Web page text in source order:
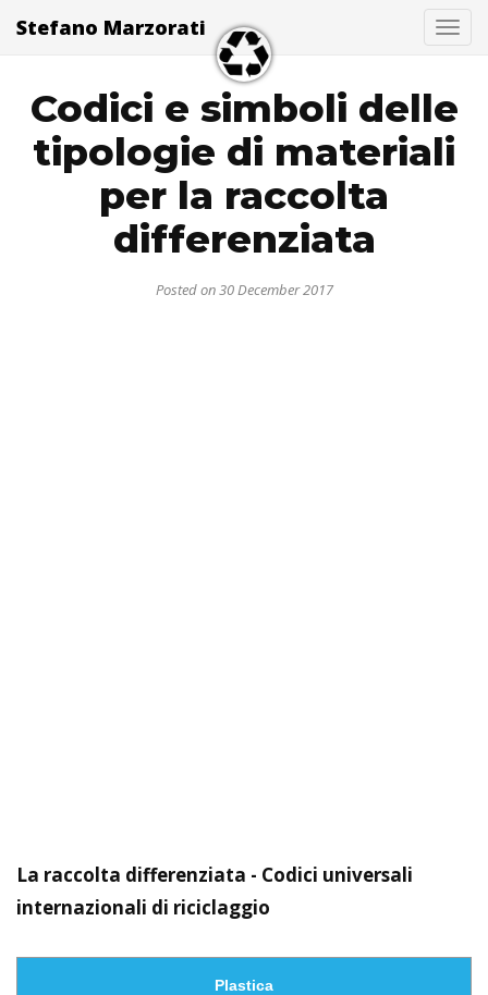
Stefano Marzorati
Codici e simboli delle
tipologie di materiali
per la raccolta
differenziata
Posted on 30 December 2017
La raccolta differenziata - Codici universali
internazionali di riciclaggio
Plastica